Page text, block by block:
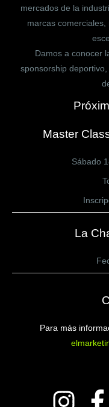
mercados de la
marcas
Damos a conocer
sponsorship
Master
Sábado
La
Para más